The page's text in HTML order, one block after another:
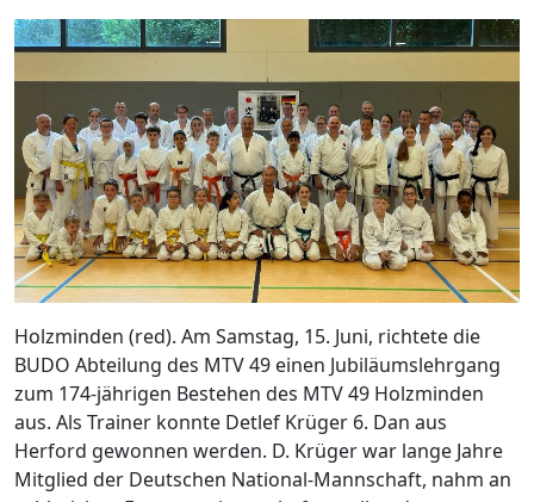
Holzminden (red). Am Samstag, 15. Juni, richtete die
BUDO Abteilung des MTV 49 einen Jubiläumslehrgang
zum 174-jährigen Bestehen des MTV 49 Holzminden
aus. Als Trainer konnte Detlef Krüger 6. Dan aus
Herford gewonnen werden. D. Krüger war lange Jahre
Mitglied der Deutschen National-Mannschaft, nahm an